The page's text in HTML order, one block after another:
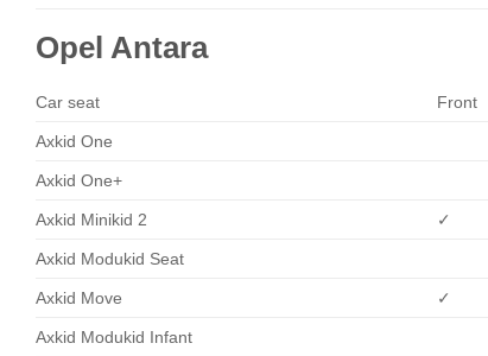
Opel Antara
Car seat Front
Axkid One
Axkid One+
Axkid Minikid 2 ✓
Axkid Modukid Seat
Axkid Move ✓
Axkid Modukid Infant